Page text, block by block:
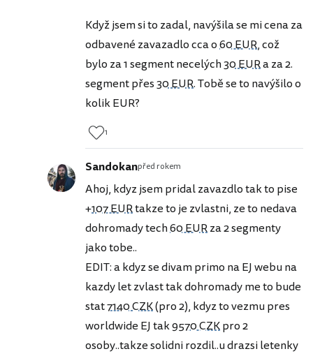
Když jsem si to zadal, navýšila se mi cena za
odbavené zavazadlo cca o60 EUR, což
bylo za 1 segment necelých30 EURa za 2.
segment přes30 EUR. Tobě se to navýšilo o
kolik EUR?
1
Sandokanpřed rokem
Ahoj, kdyz jsem pridal zavazdlo tak to pise
+107 EURtakze to je zvlastni, ze to nedava
dohromady tech60 EURza 2 segmenty
jako tobe..
EDIT: a kdyz se divam primo na EJ webu na
kazdy let zvlast tak dohromady me to bude
stat7140 CZK(pro 2), kdyz to vezmu pres
worldwide EJ tak9570 CZKpro 2
osoby..takze solidni rozdil..u drazsi letenky